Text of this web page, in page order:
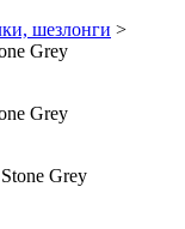
шезлонги >
Grey
Grey